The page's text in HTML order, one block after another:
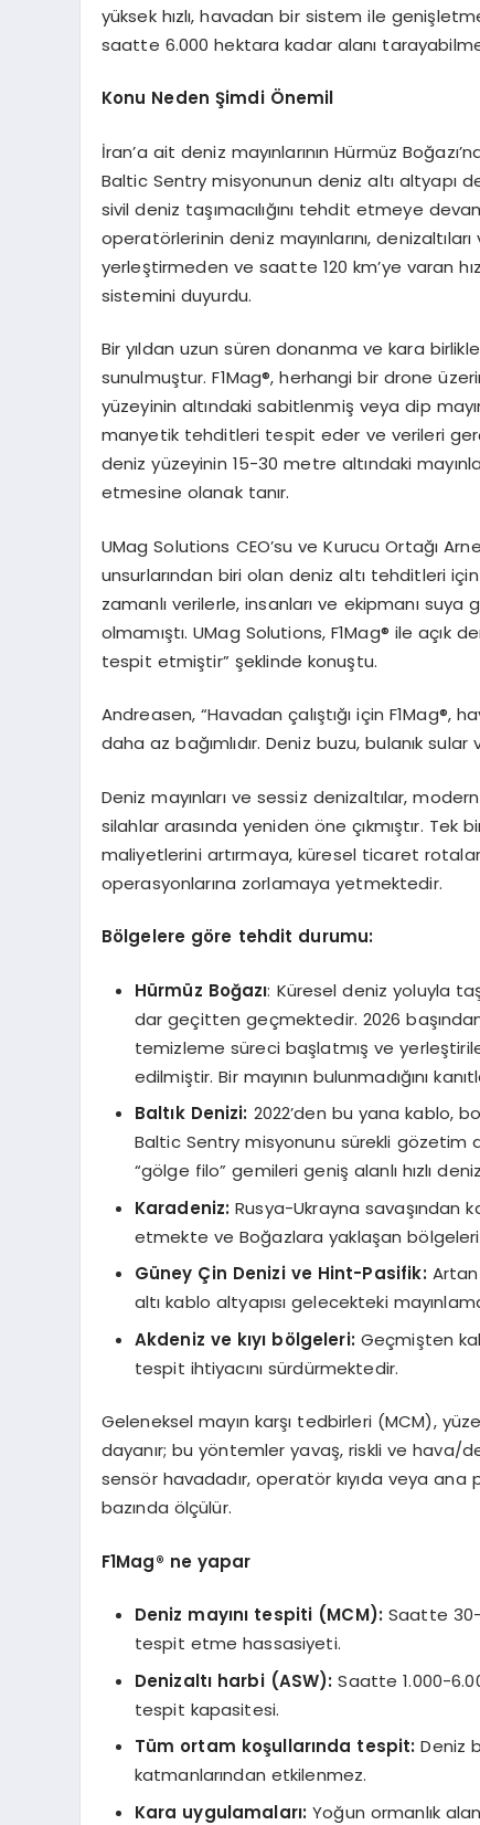
yüksek hızlı, havadan bir sistem ile
saatte 6.000 hektara kadar alanı
Konu Neden Şimdi Önemil
İran’a ait deniz mayınlarının Hürmüz
Baltic Sentry misyonunun deniz altı altyapı
sivil deniz taşımacılığını tehdit etmeye
operatörlerinin deniz mayınlarını,
yerleştirmeden ve saatte 120 km’ye varan
sistemini duyurdu.
Bir yıldan uzun süren donanma ve kara
sunulmuştur. F1Mag®, herhangi bir drone
yüzeyinin altındaki sabitlenmiş veya dip
manyetik tehditleri tespit eder ve verileri
deniz yüzeyinin 15-30 metre altındaki
etmesine olanak tanır.
UMag Solutions CEO’su ve Kurucu Ortağı
unsurlarından biri olan deniz altı tehditleri
zamanlı verilerle, insanları ve ekipmanı
olmamıştı. UMag Solutions, F1Mag® ile açık
tespit etmiştir” şeklinde konuştu.
Andreasen, “Havadan çalıştığı için
daha az bağımlıdır. Deniz buzu, bulanık
Deniz mayınları ve sessiz denizaltılar,
silahlar arasında yeniden öne çıkmıştır.
maliyetlerini artırmaya, küresel ticaret
operasyonlarına zorlamaya yetmektedir.
Bölgelere göre tehdit durumu:
Hürmüz Boğazı: Küresel deniz yoluyla
dar geçitten geçmektedir. 2026
temizleme süreci başlatmış ve
edilmiştir. Bir mayının bulunmadığını
Baltık Denizi: 2022’den bu yana kablo,
Baltic Sentry misyonunu sürekli gözetim
“gölge filo” gemileri geniş alanlı hızlı
Karadeniz: Rusya-Ukrayna savaşından
etmekte ve Boğazlara yaklaşan
Güney Çin Denizi ve Hint-Pasifik:
altı kablo altyapısı gelecekteki
Akdeniz ve kıyı bölgeleri: Geçmişten
tespit ihtiyacını sürdürmektedir.
Geleneksel mayın karşı tedbirleri (MCM),
dayanır; bu yöntemler yavaş, riskli ve hava/
sensör havadadır, operatör kıyıda veya
bazında ölçülür.
F1Mag® ne yapar
Deniz mayını tespiti (MCM): Saatte 30-
tespit etme hassasiyeti.
Denizaltı harbi (ASW):Saatte 1.000-
tespit kapasitesi.
Tüm ortam koşullarında tespit: Deniz
katmanlarından etkilenmez.
Kara uygulamaları:Yoğun ormanlık